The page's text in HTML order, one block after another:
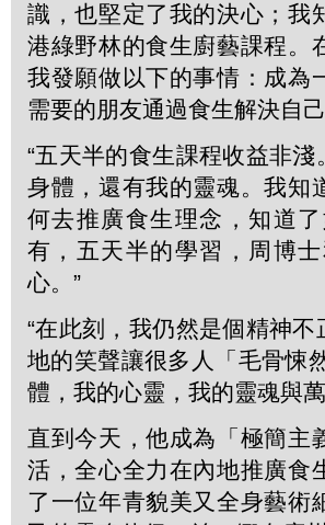
識，也堅定了我的決心；我
港綠野林的食生廚藝課程。
我發願做以下的事情：成為
需要的朋友通過食生解決自
“五天半的食生課程收益非
身體，還有我的靈魂。我知
何去推廣食生理念，知道
有，五天半的學習，周博
心。”
“在此刻，我仍然是個精神
地的笑聲讓很多人「毛骨悚
體，我的心靈，我的靈魂與
直到今天，他成為「極簡主
活，全心全力在內地推廣食
了一位年青貌美又全身藝術